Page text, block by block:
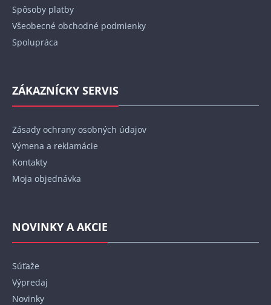
Spôsoby platby
Všeobecné obchodné podmienky
Spolupráca
ZÁKAZNÍCKY SERVIS
Zásady ochrany osobných údajov
Výmena a reklamácie
Kontakty
Moja objednávka
NOVINKY A AKCIE
Súťaže
Výpredaj
Novinky